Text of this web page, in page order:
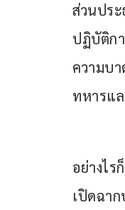
ส่วนประ
ปฏิบัติก
ความบ
ทหารแ
อย่างไ
เปิดฉา